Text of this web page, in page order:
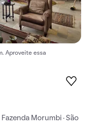
Aproveite essa
Morumbi · São